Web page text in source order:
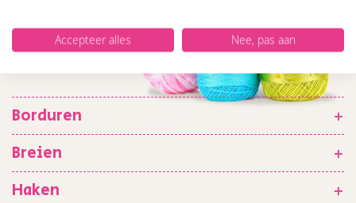
Borduren
+
Breien
+
Haken
+
Accepteer alles Nee, pas aan